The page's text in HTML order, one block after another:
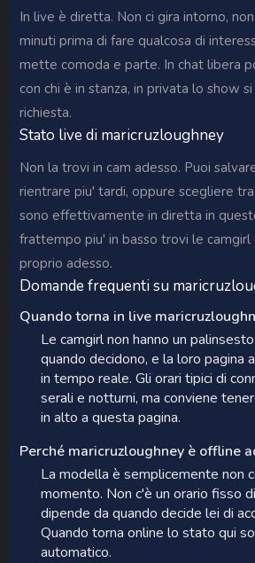
In live è diretta. Non ci gira intorno,
minuti prima di fare qualcosa di
mette comoda e parte. In chat libera
con chi è in stanza, in privata lo show
richiesta.
Stato live di maricruzloughney
Non la trovi in cam adesso. Puoi
rientrare piu' tardi, oppure scegliere
sono effettivamente in diretta in
frattempo piu' in basso trovi le camgirl
proprio adesso.
Domande frequenti su
Quando torna in live
Le camgirl non hanno un
quando decidono, e la loro pagina
in tempo reale. Gli orari tipici di
serali e notturni, ma conviene
in alto a questa pagina.
Perché maricruzloughney è offline
La modella è semplicemente non
momento. Non c'è un orario fisso
dipende da quando decide lei di
Quando torna online lo stato qui
automatico.